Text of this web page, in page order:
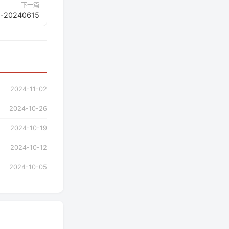
下一篇
-20240615
2024-11-02
2024-10-26
2024-10-19
2024-10-12
2024-10-05